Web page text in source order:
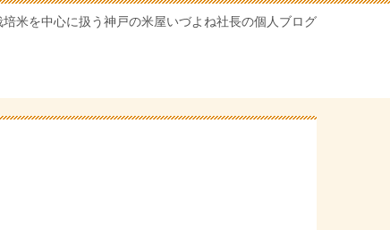
培米を中心に扱う神戸の米屋いづよね社長の個人ブログ